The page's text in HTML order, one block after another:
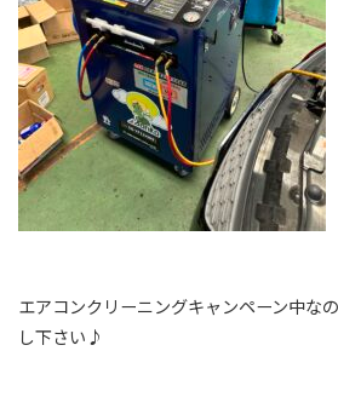
エアコンクリーニングキャンペーン中な
し下さい♪